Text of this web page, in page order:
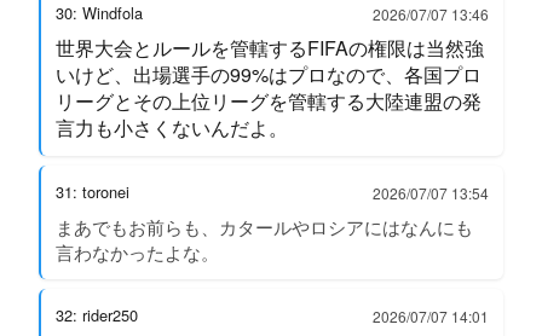
30: Windfola 2026/07/07 13:46
世界大会とルールを管轄するFIFAの権限は当然強
いけど、出場選手の99%はプロなので、各国プロ
リーグとその上位リーグを管轄する大陸連盟の発
言力も小さくないんだよ。
31: toronei 2026/07/07 13:54
まあでもお前らも、カタールやロシアにはなんにも
言わなかったよな。
32: rider250 2026/07/07 14:01